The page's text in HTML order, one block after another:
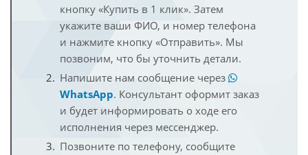
кнопку «Купить в 1 клик». Затем
укажите ваши ФИО, и номер телефона
и нажмите кнопку «Отправить». Мы
позвоним, что бы уточнить детали.
Напишите нам сообщение через
WhatsApp. Консультант оформит заказ
и будет информировать о ходе его
исполнения через мессенджер.
Позвоните по телефону, сообщите